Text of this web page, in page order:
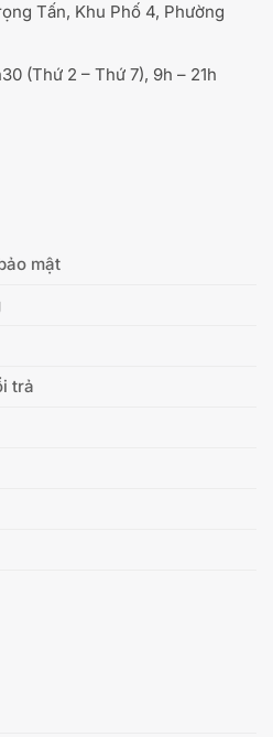
Tấn, Khu Phố 4, Phường
(Thứ 2 – Thứ 7), 9h – 21h
mật
trả